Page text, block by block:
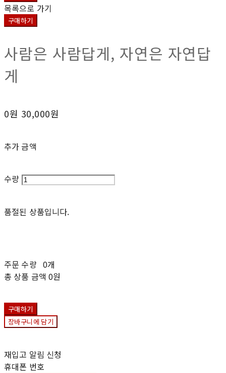
목록으로 가기
구매하기
사람은 사람답게, 자연은 자연답
게
0원 30,000원
추가 금액
수량
품절된 상품입니다.
주문 수량 0개
총 상품 금액 0원
구매하기
장바구니에 담기
재입고 알림 신청
휴대폰 번호